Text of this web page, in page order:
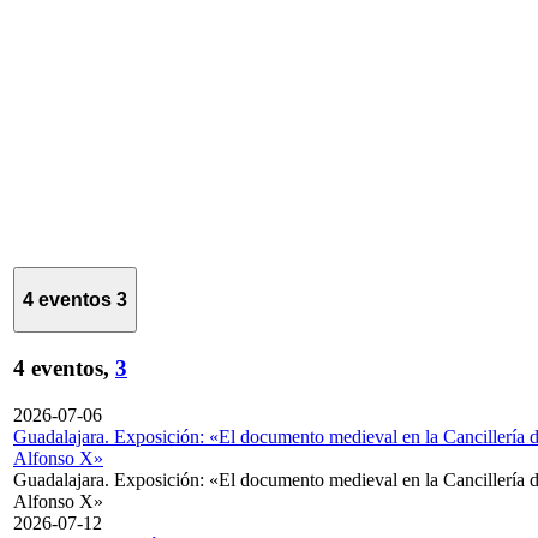
4 eventos 3
4 eventos, 3
2026-07-06
Guadalajara. Exposición: «El documento medieval en la Cancillería
Alfonso X»
Guadalajara. Exposición: «El documento medieval en la Cancillería
Alfonso X»
2026-07-12